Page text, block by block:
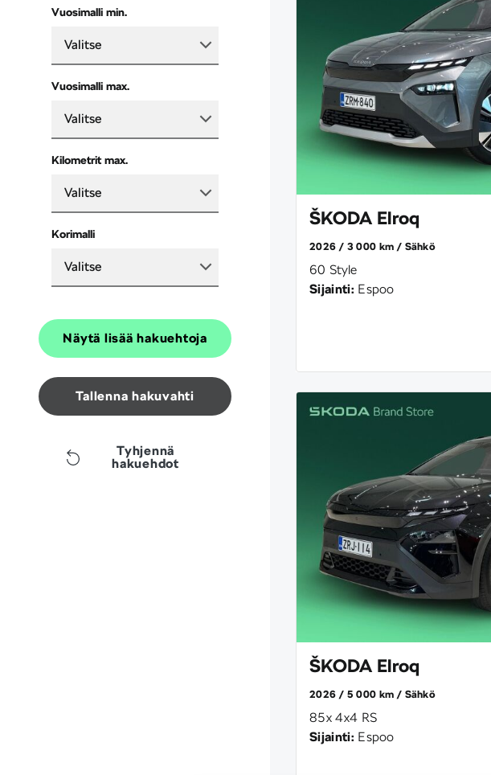
Vuosimalli min.
Valitse
Vuosimalli max.
Valitse
Kilometrit max.
Valitse
Korimalli
Valitse
Näytä lisää hakuehtoja
Tallenna hakuvahti
Tyhjennä
hakuehdot
ŠKODA Elroq
2026 3 000 km Sähkö
60 Style
Sijainti: Espoo
ŠKODA Elroq
2026 5 000 km Sähkö
85x 4x4 RS
Sijainti: Espoo